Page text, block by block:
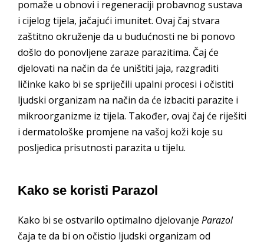
pomaže u obnovi i regeneraciji probavnog sustava
i cijelog tijela, jačajući imunitet. Ovaj čaj stvara
zaštitno okruženje da u budućnosti ne bi ponovo
došlo do ponovljene zaraze parazitima. Čaj će
djelovati na način da će uništiti jaja, razgraditi
ličinke kako bi se spriječili upalni procesi i očistiti
ljudski organizam na način da će izbaciti parazite i
mikroorganizme iz tijela. Također, ovaj čaj će riješiti
i dermatološke promjene na vašoj koži koje su
posljedica prisutnosti parazita u tijelu.
Kako se koristi Parazol
Kako bi se ostvarilo optimalno djelovanje Parazol
čaja te da bi on očistio ljudski organizam od